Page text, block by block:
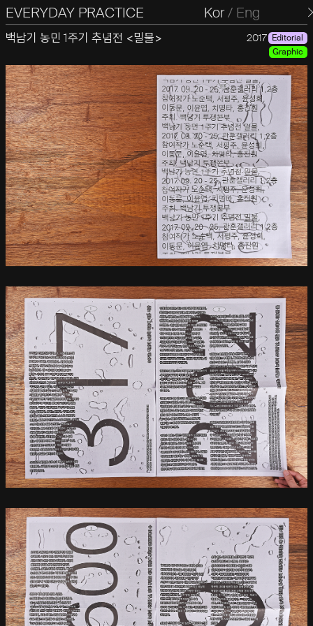
EVERYDAY PRACTICE
일상의실천 Kor/ Eng
백남기 농민 1주기 추념전 <밀물> 2017 Editorial
Graphic